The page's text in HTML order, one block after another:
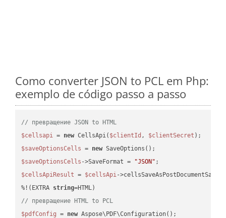
Como converter JSON to PCL em Php:
exemplo de código passo a passo
// превращение JSON to HTML
$cellsapi = new CellsApi( $clientId , $clientSecret
$saveOptionsCells = new
$saveOptionsCells ->SaveFormat = "JSON"
$cellsApiResult = $cellsApi-
%!(EXTRA string
// превращение HTML to PCL
$pdfConfig = new